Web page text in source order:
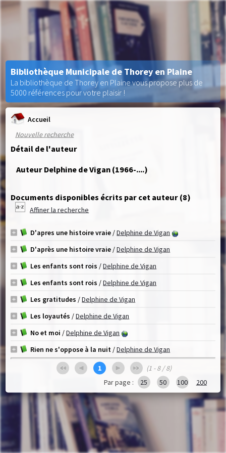
Accueil
Nouvelle recherche
Détail de l'auteur
Auteur Delphine de Vigan (1966-....)
Documents disponibles écrits par cet auteur (8)
Affiner la recherche
D'apres une histoire vraie /Delphine de Vigan
D'après une histoire vraie /Delphine de Vigan
Les enfants sont rois /Delphine de Vigan
Les enfants sont rois /Delphine de Vigan
Les gratitudes /Delphine de Vigan
Les loyautés /Delphine de Vigan
No et moi /Delphine de Vigan
Rien ne s'oppose à la nuit /Delphine de Vigan
1
(1 - 8 / 8)
Par page :
25 50 100 200
Bibliothèque Municipale de Thorey en Plaine
La bibliothèque de Thorey en Plaine vous propose plus de
5000 références pour votre plaisir !